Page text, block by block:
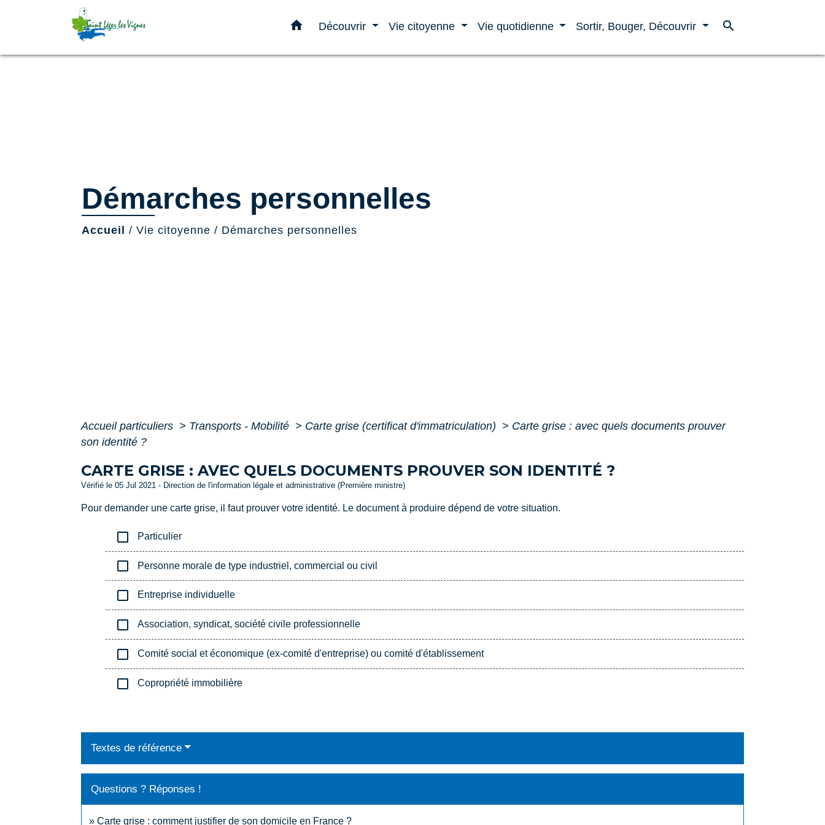
home Découvrir Vie citoyenne Vie quotidienne Sortir, Bouger, Découvrir search
Démarches personnelles
Accueil / Vie citoyenne / Démarches personnelles
Accueil particuliers > Transports - Mobilité > Carte grise (certificat d'immatriculation) > Carte grise : avec quels documents prouver
son identité ?
CARTE GRISE : AVEC QUELS DOCUMENTS PROUVER SON IDENTITÉ ?
Vérifié le 05 Jul 2021 - Direction de l'information légale et administrative (Première ministre)
Pour demander une carte grise, il faut prouver votre identité. Le document à produire dépend de votre situation.
check_box_outline_blank Particulier
check_box_outline_blank Personne morale de type industriel, commercial ou civil
check_box_outline_blank Entreprise individuelle
check_box_outline_blank Association, syndicat, société civile professionnelle
check_box_outline_blank Comité social et économique (ex-comité d'entreprise) ou comité d'établissement
check_box_outline_blank Copropriété immobilière
Textes de référence
Questions ? Réponses !
Carte grise : comment justifier de son domicile en France ?